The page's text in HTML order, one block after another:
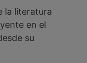
la literatura
en el
su